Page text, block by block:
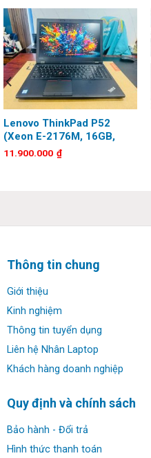
Lenovo ThinkPad P52
(Xeon E-2176M, 16GB,
256GB, Quadro P2000,
15.6 inch, Full HD)
11.900.000 ₫
Thông tin chung
Giới thiệu
Kinh nghiệm
Thông tin tuyển dụng
Liên hệ Nhân Laptop
Khách hàng doanh nghiệp
Quy định và chính sách
Bảo hành - Đổi trả
Hình thức thanh toán